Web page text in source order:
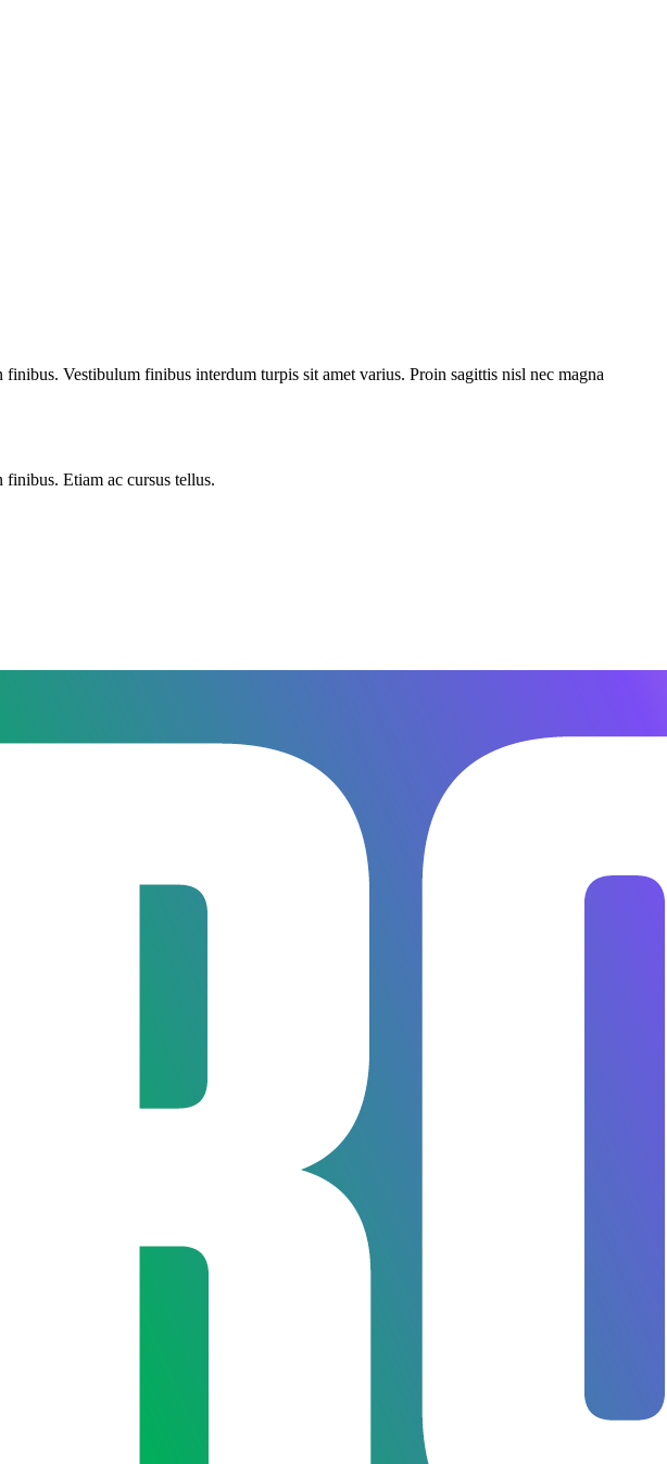
Vestibulum finibus interdum turpis sit amet varius. Proin sagittis nisl nec magna
Etiam ac cursus tellus.